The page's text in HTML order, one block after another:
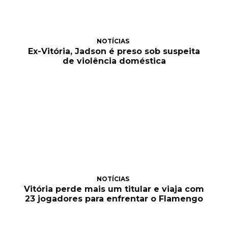
NOTÍCIAS
Ex-Vitória, Jadson é preso sob suspeita
de violência doméstica
NOTÍCIAS
Vitória perde mais um titular e viaja com
23 jogadores para enfrentar o Flamengo